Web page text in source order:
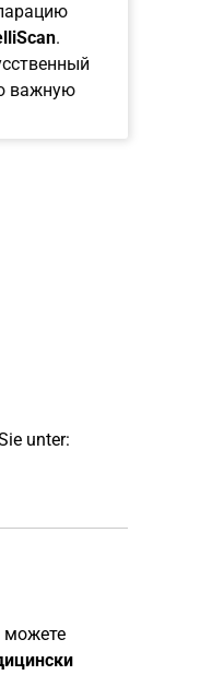
.
важную
unter:
можете